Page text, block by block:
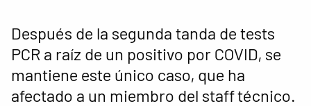
Después de la segunda tanda de tests
PCR a raíz de un positivo por COVID, se
mantiene este único caso, que ha
afectado a un miembro del staff técnico.